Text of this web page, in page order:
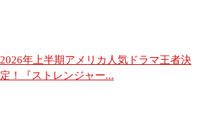
2026年上半期アメリカ人気ドラマ王者決
定！『ストレンジャー...